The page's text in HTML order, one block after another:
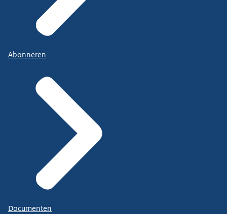
Abonneren
Documenten